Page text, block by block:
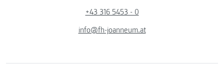
+43 316 5453 - 0
info@fh-joanneum.at